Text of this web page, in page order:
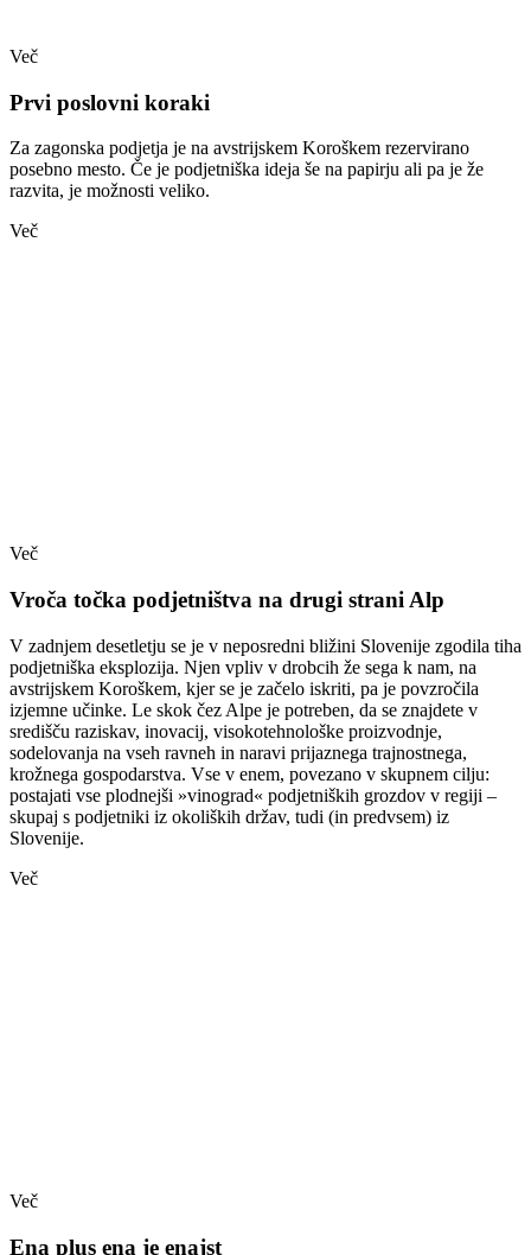
Več
Prvi poslovni koraki
Za zagonska podjetja je na avstrijskem Koroškem rezervirano
posebno mesto. Če je podjetniška ideja še na papirju ali pa je že
razvita, je možnosti veliko.
Več
Več
Vroča točka podjetništva na drugi strani Alp
V zadnjem desetletju se je v neposredni bližini Slovenije zgodila tiha
podjetniška eksplozija. Njen vpliv v drobcih že sega k nam, na
avstrijskem Koroškem, kjer se je začelo iskriti, pa je povzročila
izjemne učinke. Le skok čez Alpe je potreben, da se znajdete v
središču raziskav, inovacij, visokotehnološke proizvodnje,
sodelovanja na vseh ravneh in naravi prijaznega trajnostnega,
krožnega gospodarstva. Vse v enem, povezano v skupnem cilju:
postajati vse plodnejši »vinograd« podjetniških grozdov v regiji –
skupaj s podjetniki iz okoliških držav, tudi (in predvsem) iz
Slovenije.
Več
Več
Ena plus ena je enajst